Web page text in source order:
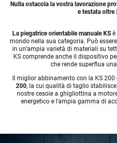
Nulla ostacola la vostra lavorazione
e testata oltre
La piegatrice orientabile manuale KS è
mondo nella sua categoria. Può
in un’ampia varietà di materiali su
KS comprende anche il dispositivo
che rende superflua
Il miglior abbinamento con la KS 200
200, la cui qualità di taglio
nostre cesoie a ghigliottina a
energetico e l’ampia gamma di